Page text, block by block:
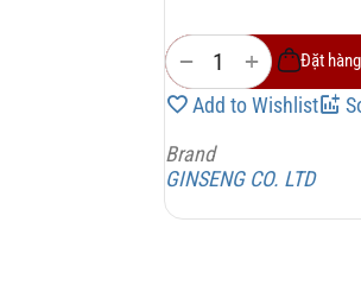
+
− Đặt hàng
Add to Wishlist
Brand
GINSENG CO. LTD